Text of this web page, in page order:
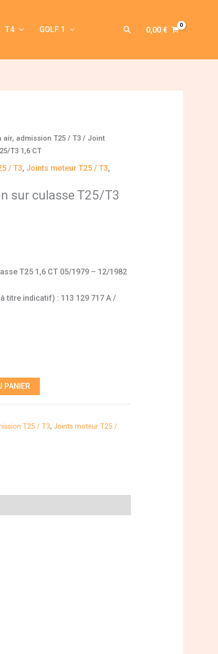
T4 GOLF 1 Rechercher
0,00 €
air, admission T25 / T3 / Joint
T3 1,6 CT
/ T3, Joints moteur T25 / T3,
sur culasse T25/T3
T25 1,6 CT 05/1979 – 12/1982
titre indicatif) : 113 129 717 A /
PANIER
T25 / T3,Joints moteur T25 /